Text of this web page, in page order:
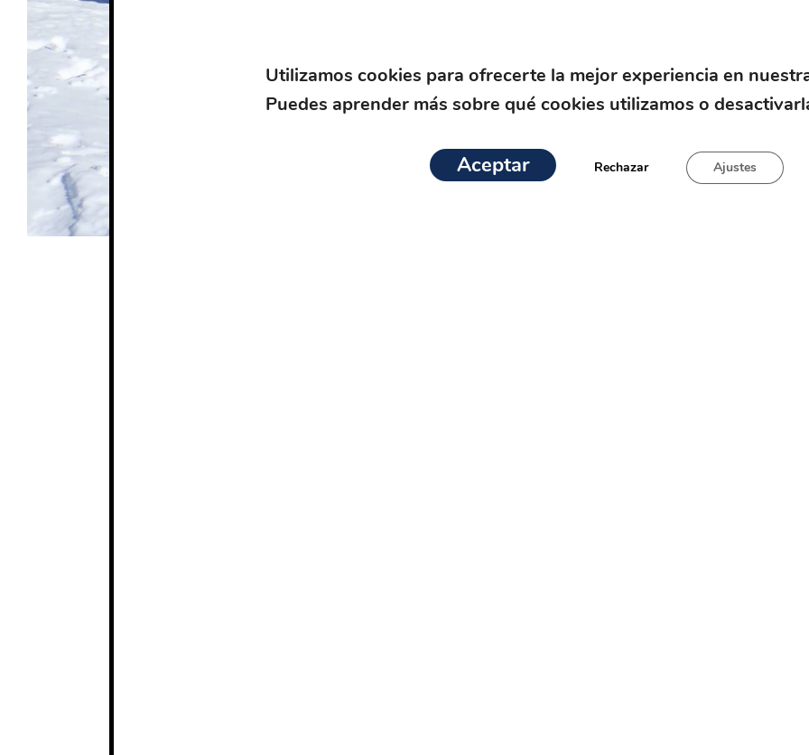
Utilizamos cookies para ofrecerte la mejor experiencia en
Puedes aprender más sobre qué cookies utilizamos o
Aceptar Rechazar Ajustes